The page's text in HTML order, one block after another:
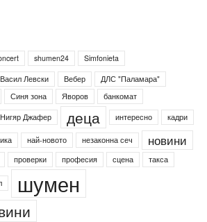
shumen24
Simfonieta
Васил Левски Вебер
ДЛС "Паламара"
Синя зона Яворов
банкомат
Джафер деца интересно кадри
най-новото незаконна сеч новини
проверки професия сцена такса
шумен